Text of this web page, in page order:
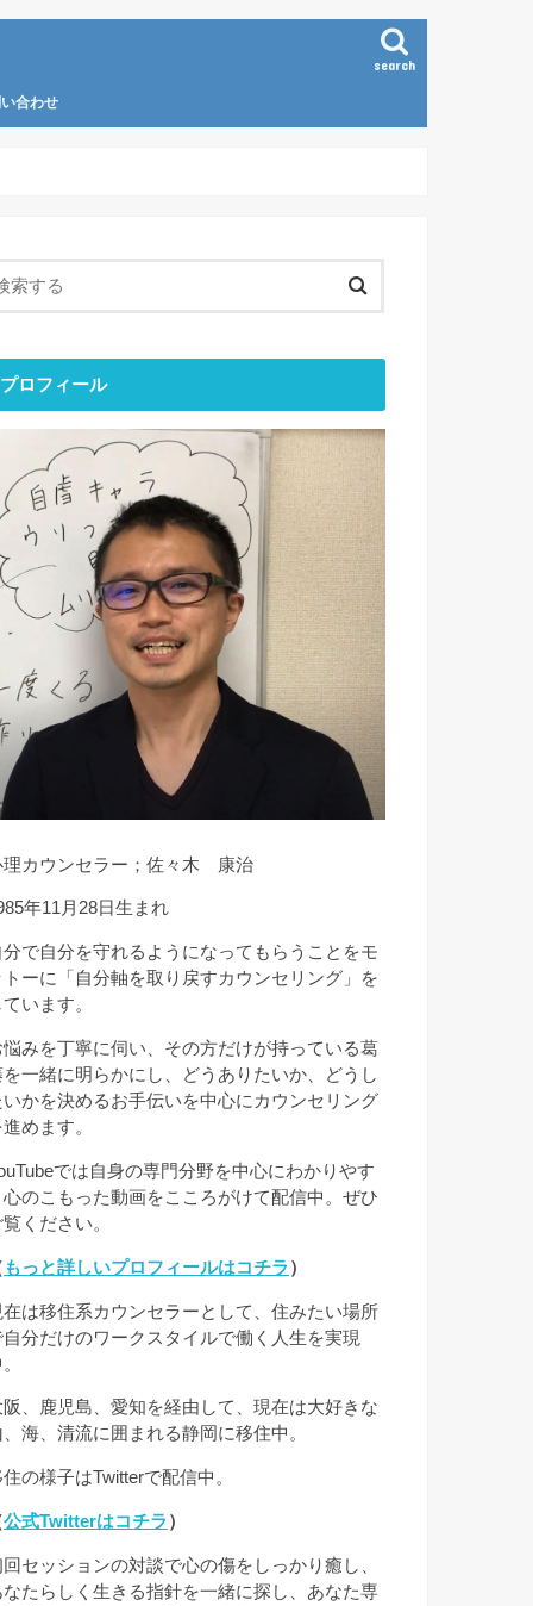
search
合わせ
プロフィール
理カウンセラー；佐々木 康治
年11月28日生まれ
分で自分を守れるようになってもらうことをモ
トーに「自分軸を取り戻すカウンセリング」を
います。
悩みを丁寧に伺い、その方だけが持っている葛
を一緒に明らかにし、どうありたいか、どうし
いかを決めるお手伝いを中心にカウンセリング
めます。
では自身の専門分野を中心にわかりやす
心のこもった動画をこころがけて配信中。ぜひ
ください。
もっと詳しいプロフィールはコチラ ）
在は移住系カウンセラーとして、住みたい場所
自分だけのワークスタイルで働く人生を実現
阪、鹿児島、愛知を経由して、現在は大好きな
海、清流に囲まれる静岡に移住中。
の様子はTwitterで配信中。
公式Twitterはコチラ ）
回セッションの対談で心の傷をしっかり癒し、
なたらしく生きる指針を一緒に探し、あなた専